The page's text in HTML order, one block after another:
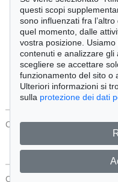
Solo offerte attuali
Solo oggetti
Cerca
CONTATTI Protezione
CONTATTI
questi scopi
sono influenzati fra
quel momento, dalle
vostra posizione.
contenuti e analizzare gli
scegliere se accettare
funzionamento del sito o
Ulteriori informazioni si
sulla protezione dei dati